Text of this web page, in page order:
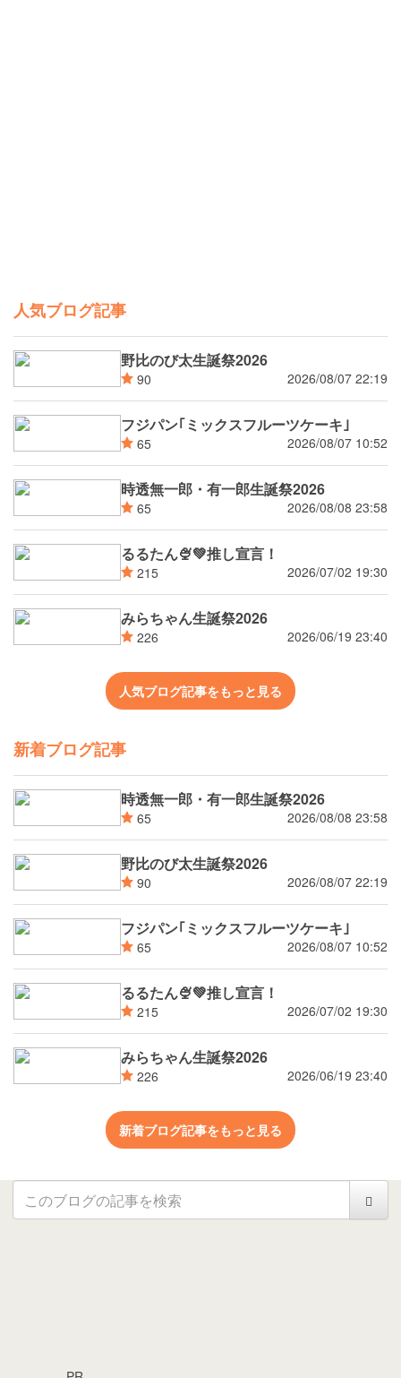
人気ブログ記事
野比のび太生誕祭2026
90 2026/08/07 22:19
フジパン｢ミックスフルーツケーキ｣
65 2026/08/07 10:52
時透無一郎・有一郎生誕祭2026
65 2026/08/08 23:58
るるたん🍨‪💚推し宣言！
215 2026/07/02 19:30
みらちゃん生誕祭2026
226 2026/06/19 23:40
人気ブログ記事をもっと見る
新着ブログ記事
時透無一郎・有一郎生誕祭2026
65 2026/08/08 23:58
野比のび太生誕祭2026
90 2026/08/07 22:19
フジパン｢ミックスフルーツケーキ｣
65 2026/08/07 10:52
るるたん🍨‪💚推し宣言！
215 2026/07/02 19:30
みらちゃん生誕祭2026
226 2026/06/19 23:40
新着ブログ記事をもっと見る